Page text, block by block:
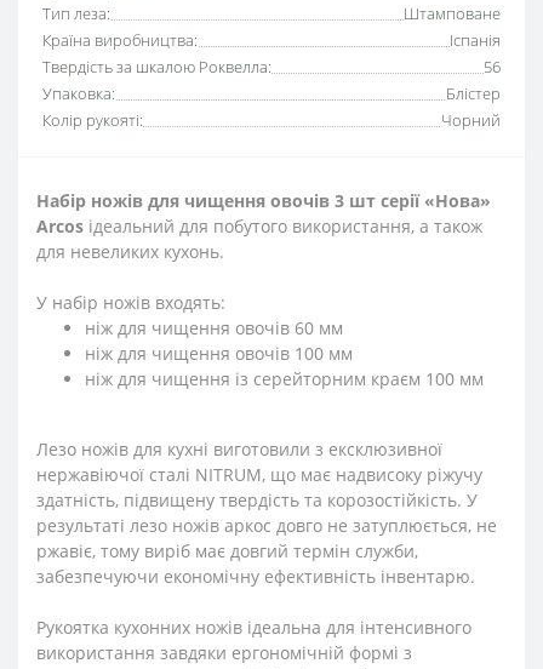
Тип леза:
Штамповане
Країна виробництва:
Іспанія
Твердість за шкалою Роквелла:
56
Упаковка:
Блістер
Колір рукояті:
Чорний
Набір ножів для чищення овочів 3 шт серії «Нова»
Arcos ідеальний для побутого використання, а також
для невеликих кухонь.
У набір ножів входять:
ніж для чищення овочів 60 мм
ніж для чищення овочів 100 мм
ніж для чищення із серейторним краєм 100 мм
Лезо ножів для кухні виготовили з ексклюзивної
нержавіючої сталі NITRUM, що має надвисоку ріжучу
здатність, підвищену твердість та корозостійкість. У
результаті лезо ножів аркос довго не затуплюється, не
ржавіє, тому виріб має довгий термін служби,
забезпечуючи економічну ефективність інвентарю.
Рукоятка кухонних ножів ідеальна для інтенсивного
використання завдяки ергономічній формі з